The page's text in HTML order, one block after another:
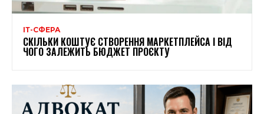
ІТ-СФЕРА
СКІЛЬКИ КОШТУЄ СТВОРЕННЯ МАРКЕТПЛЕЙСА І ВІД
ЧОГО ЗАЛЕЖИТЬ БЮДЖЕТ ПРОЄКТУ